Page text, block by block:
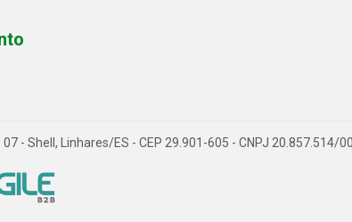
- Shell, Linhares/ES - CEP 29.901-605 - CNPJ 20.857.514/